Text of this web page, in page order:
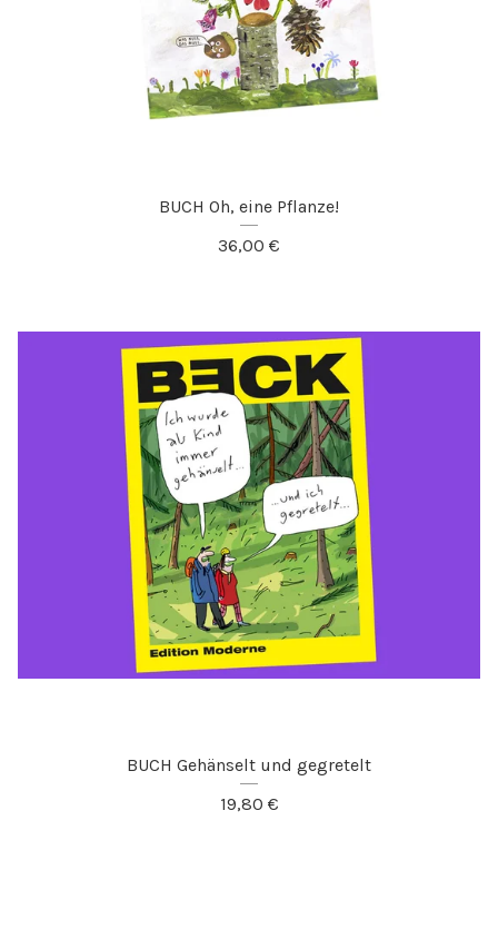
BUCH Oh, eine Pflanze!
36,00 €
BUCH Gehänselt und gegretelt
19,80 €